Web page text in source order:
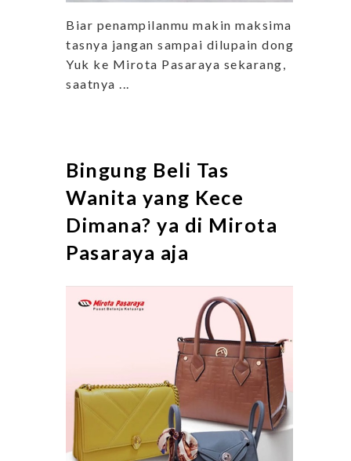
Biar penampilanmu makin maksimal,
tasnya jangan sampai dilupain dong.
Yuk ke Mirota Pasaraya sekarang,
saatnya ...
Bingung Beli Tas
Wanita yang Kece
Dimana? ya di Mirota
Pasaraya aja